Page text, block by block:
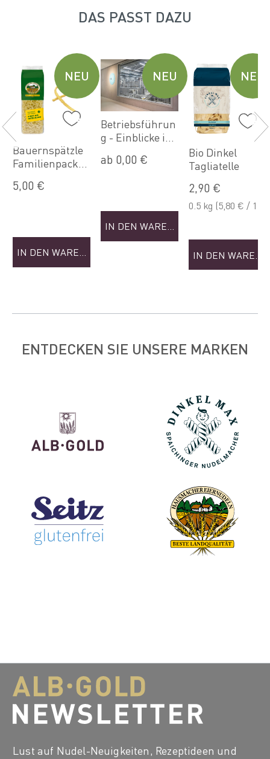
DAS PASST DAZU
NEU
Bauernspätzle
Familienpacku
5,00 €
IN DEN WARENKORB
NEU
Betriebsführun
g - Einblicke in
Nudeln (Sep)
ab 0,00 €
IN DEN WARENKORB
NEU
Bio Dinkel
Tagliatelle
2,90 €
0.5 kg (5,80 € / 1
IN DEN
ENTDECKEN SIE UNSERE MARKEN
Lust auf Nudel-Neuigkeiten, Rezeptideen und